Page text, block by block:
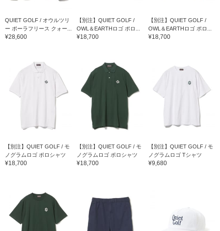
QUIET GOLF / オウルツリ
ー ポーラフリース クォー...
¥28,600
【別注】QUIET GOLF /
OWL＆EARTHロゴ ポロ...
¥18,700
【別注】QUIET GOLF /
OWL＆EARTHロゴ ポロ...
¥18,700
【別注】QUIET GOLF / モ
ノグラムロゴ ポロシャツ
¥18,700
【別注】QUIET GOLF / モ
ノグラムロゴ ポロシャツ
¥18,700
【別注】QUIET GOLF / モ
ノグラムロゴ Tシャツ
¥9,680